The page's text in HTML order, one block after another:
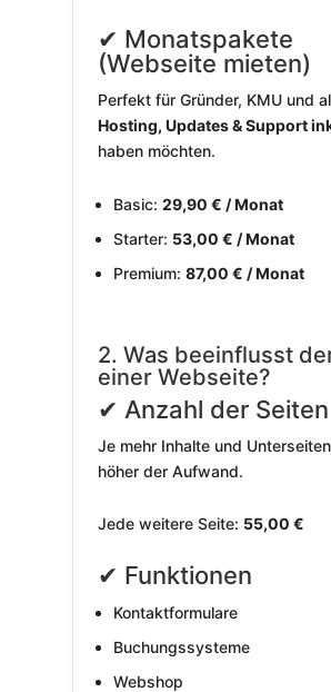
✔ Monatspakete
(Webseite mieten)
Perfekt für Gründer, KMU und
Hosting, Updates & Support
haben möchten.
Basic: 29,90 € / Monat
Starter: 53,00 € / Monat
Premium: 87,00 € / Monat
2. Was beeinflusst
einer Webseite?
✔ Anzahl der Seiten
Je mehr Inhalte und
höher der Aufwand.
Jede weitere Seite: 55,00 €
✔ Funktionen
Kontaktformulare
Buchungssysteme
Webshop